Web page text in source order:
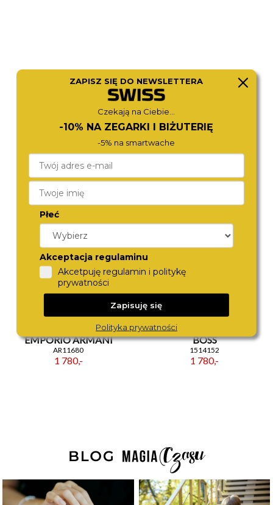
ROAMER
993819 48 85 20
1 790,-
BOSS
1 880,-
EMPORIO ARMANI
AR11680
1 780,-
BOSS
1514152
1 780,-
ZAPISZ SIĘ DO NEWSLETTERA
Czekają na Ciebie...
-10% NA ZEGARKI I BIŻUTERIĘ
-5% na smartwache
Płeć
Akceptacja regulaminu
Akcetpuję regulamin i politykę
prywatności
Zapisuję się
Polityka prywatności